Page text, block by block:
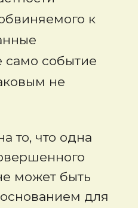
к
событие
не
то, что одна
может быть
для